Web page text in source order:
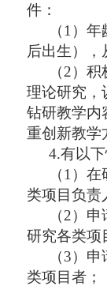
件：
（1）年
后出生），
（2）积
理论研究，
钻研教学内
重创新教学
4.有以
（1）在
类项目负责
（2）申
研究各类项
（3）申
类项目者；